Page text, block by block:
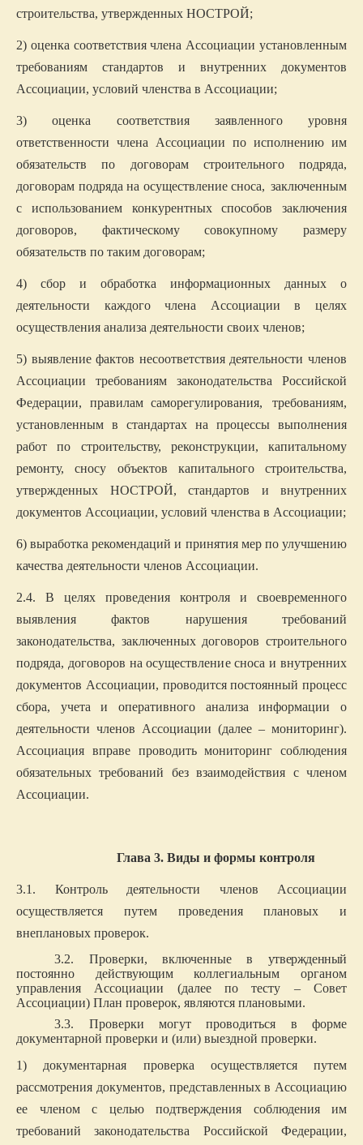
строительства, утвержденных НОСТРОЙ;
2) оценка соответствия члена Ассоциации установленным
требованиям стандартов и внутренних документов
Ассоциации, условий членства в Ассоциации;
3) оценка соответствия заявленного уровня
ответственности члена Ассоциации по исполнению им
обязательств по договорам строительного подряда,
договорам подряда на осуществление сноса, заключенным
с использованием конкурентных способов заключения
договоров, фактическому совокупному размеру
обязательств по таким договорам;
4) сбор и обработка информационных данных о
деятельности каждого члена Ассоциации в целях
осуществления анализа деятельности своих членов;
5) выявление фактов несоответствия деятельности членов
Ассоциации требованиям законодательства Российской
Федерации, правилам саморегулирования,
требованиям,
установленным в стандартах на процессы выполнения
работ по строительству, реконструкции, капитальному
ремонту, сносу объектов капитального строительства,
утвержденных НОСТРОЙ, стандартов и внутренних
документов Ассоциации, условий членства в Ассоциации;
6) выработка рекомендаций и принятия мер по улучшению
качества деятельности членов Ассоциации.
2.4. В целях проведения контроля и своевременного
выявления фактов нарушения требований
законодательства, заключенных договоров строительного
подряда, договоров на осуществление сноса и внутренних
документов Ассоциации, проводится постоянный процесс
сбора, учета и оперативного анализа информации о
деятельности членов Ассоциации (далее – мониторинг).
Ассоциация вправе проводить мониторинг соблюдения
обязательных требований без взаимодействия с членом
Ассоциации.
Глава 3. Виды и формы контроля
3.1. Контроль деятельности членов Ассоциации
осуществляется путем проведения плановых и
внеплановых проверок.
3.2. Проверки, включенные в утвержденный
постоянно действующим коллегиальным органом
управления Ассоциации (далее по тесту – Совет
Ассоциации) План проверок, являются плановыми.
3.3. Проверки могут проводиться в форме
документарной проверки и (или) выездной проверки.
1) документарная проверка осуществляется путем
рассмотрения документов, представленных в Ассоциацию
ее членом с целью подтверждения соблюдения им
требований законодательства Российской Федерации,